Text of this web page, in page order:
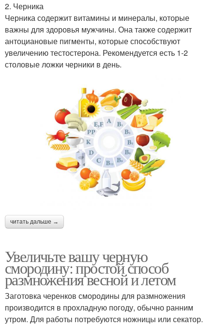
2. Черника
Черника содержит витамины и минералы, которые
важны для здоровья мужчины. Она также содержит
антоциановые пигменты, которые способствуют
увеличению тестостерона. Рекомендуется есть 1-2
столовые ложки черники в день.
читать дальше →
Увеличьте вашу черную
смородину: простой способ
размножения весной и летом
Заготовка черенков смородины для размножения
производится в прохладную погоду, обычно ранним
утром. Для работы потребуются ножницы или секатор.